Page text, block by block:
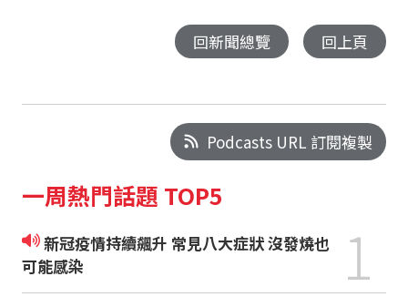
回新聞總覽 回上頁
Podcasts URL 訂閱複製
一周熱門話題 TOP5
新冠疫情持續飆升 常見八大症狀 沒發燒也
可能感染
1